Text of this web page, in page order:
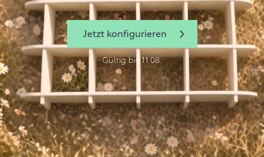
Jetzt konfigurieren
Gültig bis 11.08.